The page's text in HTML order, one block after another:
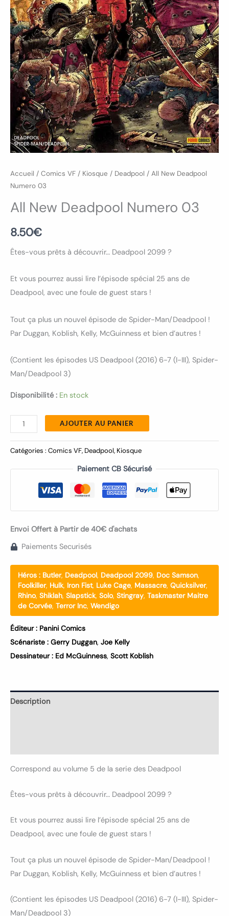
Accueil / Comics VF / Kiosque / Deadpool / All New Deadpool
Numero 03
All New Deadpool Numero 03
8.50€
Êtes-vous prêts à découvrir… Deadpool 2099 ?
Et vous pourrez aussi lire l’épisode spécial 25 ans de
Deadpool, avec une foule de guest stars !
Tout ça plus un nouvel épisode de Spider-Man/Deadpool !
Par Duggan, Koblish, Kelly, McGuinness et bien d’autres !
(Contient les épisodes US Deadpool (2016) 6-7 (I-III), Spider-
Man/Deadpool 3)
Disponibilité : En stock
AJOUTER AU PANIER
Catégories : Comics VF, Deadpool, Kiosque
Paiement CB Sécurisé
Envoi Offert à Partir de 40€ d'achats
Paiements Securisés
Héros : Butler, Deadpool, Deadpool 2099, Doc Samson,
Foolkiller, Hulk, Iron Fist, Luke Cage, Massacre, Quicksilver,
Rhino, Shiklah, Slapstick, Solo, Stingray, Taskmaster Maitre
de Corvée, Terror Inc, Wendigo
Éditeur : Panini Comics
Scénariste : Gerry Duggan, Joe Kelly
Dessinateur : Ed McGuinness, Scott Koblish
Description
Correspond au volume 5 de la serie des Deadpool
Êtes-vous prêts à découvrir… Deadpool 2099 ?
Et vous pourrez aussi lire l’épisode spécial 25 ans de
Deadpool, avec une foule de guest stars !
Tout ça plus un nouvel épisode de Spider-Man/Deadpool !
Par Duggan, Koblish, Kelly, McGuinness et bien d’autres !
(Contient les épisodes US Deadpool (2016) 6-7 (I-III), Spider-
Man/Deadpool 3)